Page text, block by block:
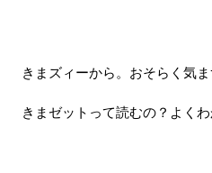
きまズィーから。おそらく気ま
きまゼットって読むの？よくわ